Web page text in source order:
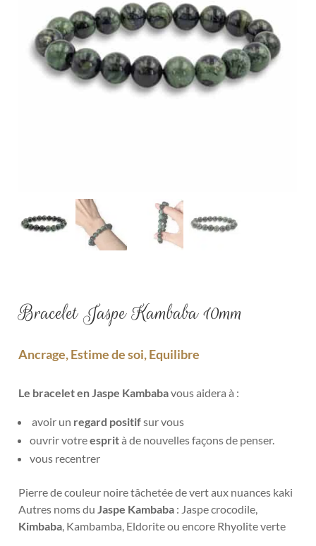
Bracelet Jaspe Kambaba 10mm
Ancrage, Estime de soi, Equilibre
Le bracelet en Jaspe Kambabavous aidera à :
avoir un regard positifsur vous
ouvrir votreesprità de nouvelles façons de penser.
vous recentrer
Pierre de couleur noire tâchetée de vert aux nuances kaki
Autres noms du Jaspe Kambaba : Jaspe crocodile,
Kimbaba , Kambamba, Eldorite ou encore Rhyolite verte